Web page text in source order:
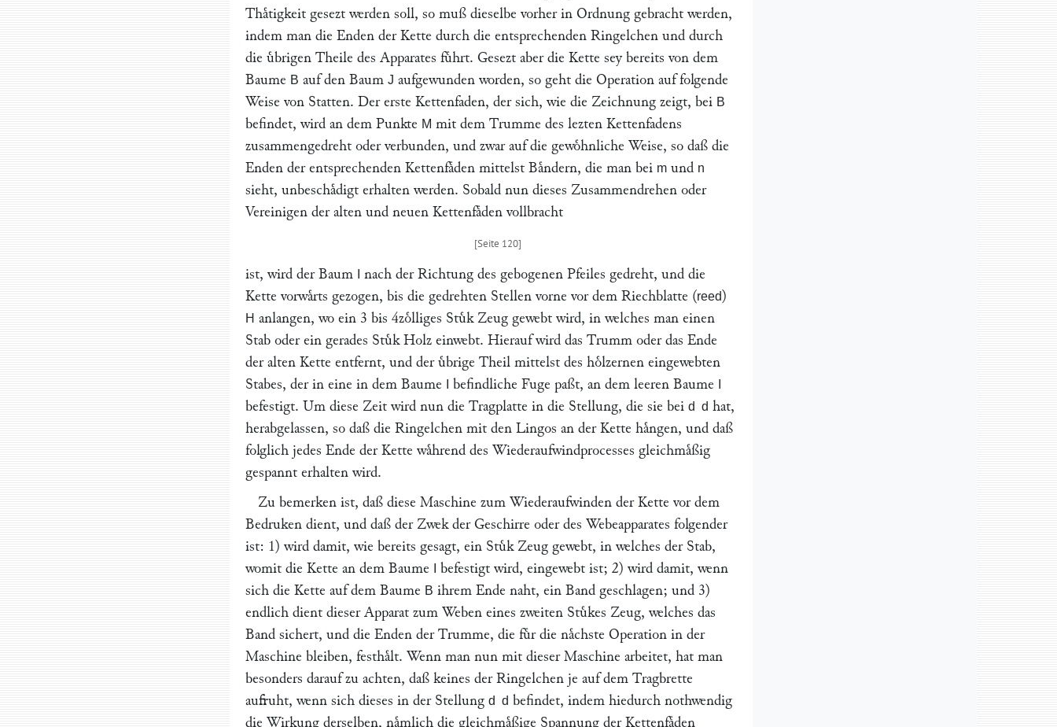
Thaͤtigkeit gesezt werden soll, so muß dieselbe vorher in Ordnung gebracht werden,
indem man die Enden der Kette durch die entsprechenden Ringelchen und durch
die uͤbrigen Theile des Apparates fuͤhrt. Gesezt aber die Kette sey bereits von dem
Baume B auf den Baum J aufgewunden worden, so geht die Operation auf folgende
Weise von Statten. Der erste Kettenfaden, der sich, wie die Zeichnung zeigt, bei B
befindet, wird an dem Punkte M mit dem Trumme des lezten Kettenfadens
zusammengedreht oder verbunden, und zwar auf die gewoͤhnliche Weise, so daß die
Enden der entsprechenden Kettenfaͤden mittelst Baͤndern, die man bei m und n
sieht, unbeschaͤdigt erhalten werden. Sobald nun dieses Zusammendrehen oder
Vereinigen der alten und neuen Kettenfaͤden vollbracht
ist, wird der Baum
nach der Richtung des gebogenen Pfeiles gedreht, und die
Kette vorwaͤrts gezogen, bis die gedrehten Stellen vorne vor dem Riechblatte (reed)
H anlangen, wo ein 3 bis 4zoͤlliges Stuͤk Zeug gewebt wird, in welches man einen
Stab oder ein gerades Stuͤk Holz einwebt. Hierauf wird das Trumm oder das Ende
der alten Kette entfernt, und der uͤbrige Theil mittelst des hoͤlzernen eingewebten
Stabes, der in eine in dem Baume
befindliche Fuge paßt, an dem leeren Baume
befestigt. Um diese Zeit wird nun die Tragplatte in die Stellung, die sie bei d d hat,
herabgelassen, so daß die Ringelchen mit den Lingos an der Kette haͤngen, und daß
folglich jedes Ende der Kette waͤhrend des Wiederaufwindprocesses gleichmaͤßig
gespannt erhalten wird.
Zu bemerken ist, daß diese Maschine zum Wiederaufwinden der Kette vor dem
Bedruken dient, und daß der Zwek der Geschirre oder des Webeapparates folgender
ist: 1) wird damit, wie bereits gesagt, ein Stuͤk Zeug gewebt, in welches der Stab,
womit die Kette an dem Baume
befestigt wird, eingewebt ist; 2) wird damit, wenn
sich die Kette auf dem Baume B ihrem Ende naht, ein Band geschlagen; und 3)
endlich dient dieser Apparat zum Weben eines zweiten Stuͤkes Zeug, welches das
Band sichert, und die Enden der Trumme, die fuͤr die naͤchste Operation in der
Maschine bleiben, festhaͤlt. Wenn man nun mit dieser Maschine arbeitet, hat man
besonders darauf zu achten, daß keines der Ringelchen je auf dem Tragbrette
aufruht, wenn sich dieses in der Stellung d d befindet, indem hiedurch nothwendig
die Wirkung derselben, naͤmlich die gleichmaͤßige Spannung der Kettenfaͤden